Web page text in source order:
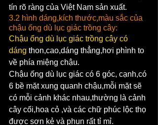
tín rõ ràng của Việt Nam sản xuất.
3.2 hình dáng,kích thước,màu sắc của
chậu ống dù lục giác trồng cây:
Chậu ống dù lục giác trồng cây có
dáng thon,cao,dáng thẳng,hơi phình to
về phía miệng chậu.
Chậu ống dù lục giác có 6 góc, cạnh,có
6 bề mặt xung quanh chậu,mỗi mặt sẽ
có mỗi cảnh khác nhau,thường là cảnh
cây cối,hoa cỏ ,và các chữ phúc lộc thọ
được sơn kẻ và phun rất tỉ mỉ.